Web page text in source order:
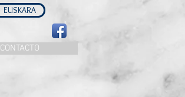
EUSKARA
CONTACTO